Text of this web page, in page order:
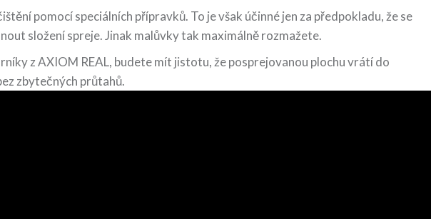
pomocí speciálních přípravků. To je však účinné jen za předpokladu, že se
složení spreje. Jinak malůvky tak maximálně rozmažete.
z AXIOM REAL, budete mít jistotu, že posprejovanou plochu vrátí do
zbytečných průtahů.